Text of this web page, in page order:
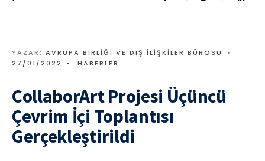
YAZAR: AVRUPA BIRLIĞI VE DIŞ İLIŞKILER BÜROSU
•
27/01/2022
• HABERLER
CollaborArt Projesi Üçüncü
Çevrim İçi Toplantısı
Gerçekleştirildi